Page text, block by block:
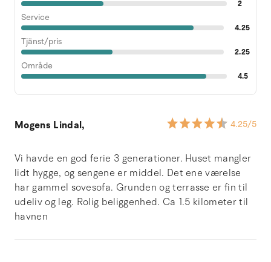
2
Service
4.25
Tjänst/pris
2.25
Område
4.5
Mogens Lindal, 4.25/5
Vi havde en god ferie 3 generationer. Huset mangler
lidt hygge, og sengene er middel. Det ene værelse
har gammel sovesofa. Grunden og terrasse er fin til
udeliv og leg. Rolig beliggenhed. Ca 1.5 kilometer til
havnen